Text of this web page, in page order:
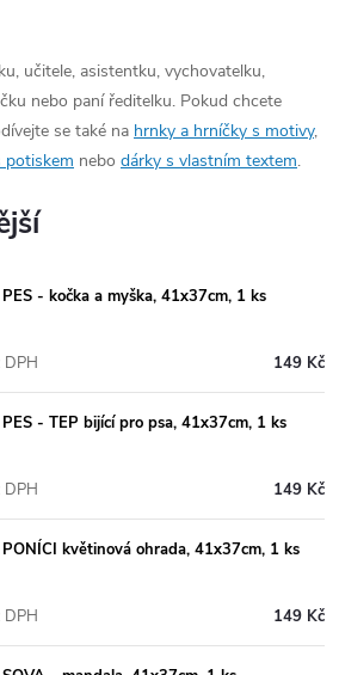
učitele, asistentku, vychovatelku,
nebo paní ředitelku. Pokud chcete
se také na hrnky a hrníčky s motivy,
potiskem nebo dárky s vlastním textem.
- kočka a myška, 41x37cm, 1 ks
149 Kč
DPH
- TEP bijící pro psa, 41x37cm, 1 ks
149 Kč
DPH
květinová ohrada, 41x37cm, 1 ks
149 Kč
DPH